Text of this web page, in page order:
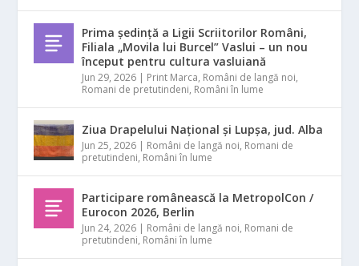
Prima ședință a Ligii Scriitorilor Români,
Filiala „Movila lui Burcel” Vaslui – un nou
început pentru cultura vasluiană
Jun 29, 2026 | Print Marca, Români de langă noi,
Romani de pretutindeni, Români în lume
Ziua Drapelului Național și Lupșa, jud. Alba
Jun 25, 2026 | Români de langă noi, Romani de
pretutindeni, Români în lume
Participare românească la MetropolCon /
Eurocon 2026, Berlin
Jun 24, 2026 | Români de langă noi, Romani de
pretutindeni, Români în lume